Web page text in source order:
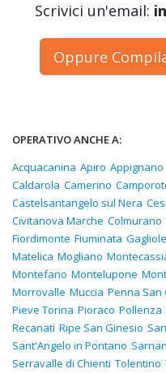
Scrivici un'email:
Oppure
OPERATIVO ANCHE A:
Acquacanina Apiro Appignano
Caldarola Camerino
Castelsantangelo sul Nera
Civitanova Marche Colmurano
Fiordimonte Fiuminata Gagliole
Matelica Mogliano
Montefano Montelupone
Morrovalle Muccia Penna San
Pieve Torina Pioraco Pollenza
Recanati Ripe San Ginesio
Sant'Angelo in Pontano
Serravalle di Chienti Tolentino